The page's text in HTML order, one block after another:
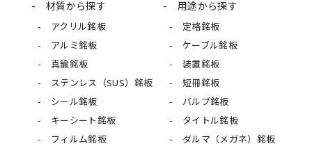
材質から探す
アクリル銘板
アルミ銘板
真鍮銘板
ステンレス（SUS）銘板
シール銘板
キーシート銘板
フィルム銘板
用途から探す
定格銘板
ケーブル銘板
装置銘板
短冊銘板
バルブ銘板
タイトル銘板
ダルマ（メガネ）銘板